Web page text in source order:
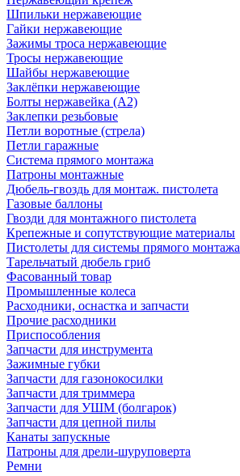
Шпильки нержавеющие
Гайки нержавеющие
Зажимы троса нержавеющие
Тросы нержавеющие
Шайбы нержавеющие
Заклёпки нержавеющие
Болты нержавейка (А2)
Заклепки резьбовые
Петли воротные (стрела)
Петли гаражные
Система прямого монтажа
Патроны монтажные
Дюбель-гвоздь для монтаж. пистолета
Газовые баллоны
Гвозди для монтажного пистолета
Крепежные и сопутствующие материалы
Пистолеты для системы прямого монтажа
Тарельчатый дюбель гриб
Фасованный товар
Промышленные колеса
Расходники, оснастка и запчасти
Прочие расходники
Приспособления
Запчасти для инструмента
Зажимные губки
Запчасти для газонокосилки
Запчасти для триммера
Запчасти для УШМ (болгарок)
Запчасти для цепной пилы
Канаты запускные
Патроны для дрели-шуруповерта
Ремни